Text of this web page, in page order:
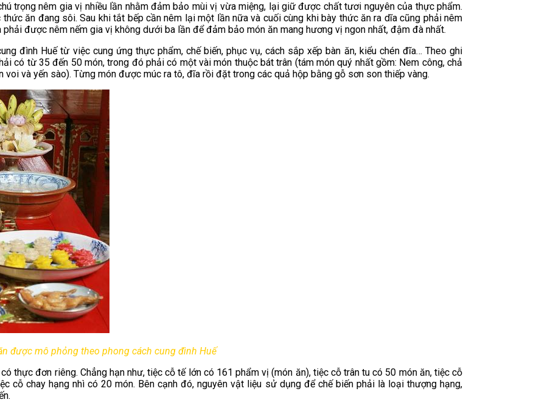
Shopee
trọng nêm gia vị nhiều lần nhằm đảm bảo mùi vị vừa miệng, lại giữ được chất tươi nguyên của thực phẩm.
ăn đang sôi. Sau khi tắt bếp cần nêm lại một lần nữa và cuối cùng khi bày thức ăn ra dĩa cũng phải nêm
được nêm nếm gia vị không dưới ba lần để đảm bảo món ăn mang hương vị ngon nhất, đậm đà nhất.
đình Huế từ việc cung ứng thực phẩm, chế biến, phục vụ, cách sắp xếp bàn ăn, kiểu chén đĩa… Theo ghi
có từ 35 đến 50 món, trong đó phải có một vài món thuộc bát trân (tám món quý nhất gồm: Nem công, chả
và yến sào). Từng món được múc ra tô, đĩa rồi đặt trong các quả hộp bằng gỗ sơn son thiếp vàng.
được mô phỏng theo phong cách cung đình Huế
thực đơn riêng. Chẳng hạn như, tiệc cỗ tế lớn có 161 phẩm vị (món ăn), tiệc cỗ trân tu có 50 món ăn, tiệc cỗ
cỗ chay hạng nhì có 20 món. Bên cạnh đó, nguyên vật liệu sử dụng để chế biến phải là loại thượng hạng,